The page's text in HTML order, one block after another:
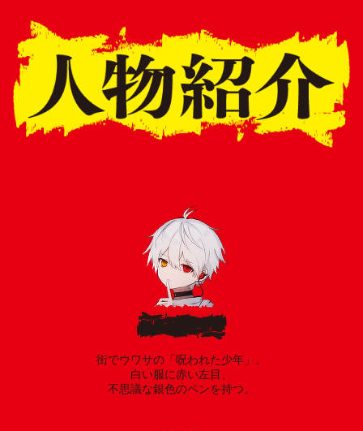
街でウワサの「呪われた少年」。
白い服に赤い左目、
不思議な銀色のペンを持つ。